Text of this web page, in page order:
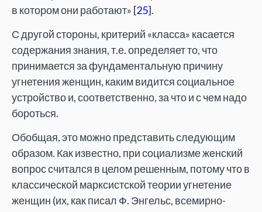
в котором они работают» [25].
С другой стороны, критерий «класса» касается
содержания знания, т.е. определяет то, что
принимается за фундаментальную причину
угнетения женщин, каким видится социальное
устройство и, соответственно, за что и с чем надо
бороться.
Обобщая, это можно представить следующим
образом. Как известно, при социализме женский
вопрос считался в целом решенным, потому что в
классической марксистской теории угнетение
женщин (их, как писал Ф. Энгельс, всемирно-